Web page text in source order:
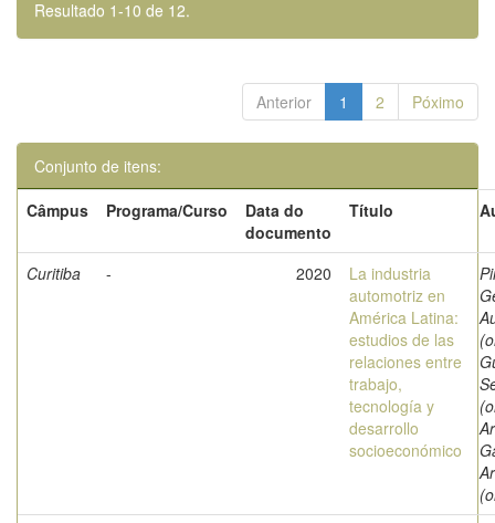
Resultado 1-10 de 12.
Anterior 1 2 Póximo
Conjunto de itens:
Câmpus
Programa/Curso
Data do
documento
Título
Curitiba - 2020
La industria
automotriz en
América Latina:
estudios de las
relaciones entre
trabajo,
tecnología y
desarrollo
socioeconómico